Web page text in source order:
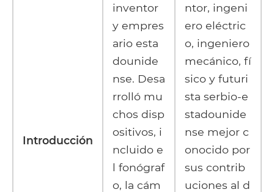
Introducción
inventor
y empres
ario esta
dounide
nse. Desa
rrolló mu
chos disp
ositivos, i
ncluido e
l fonógraf
o, la cám
ntor, ingeni
ero eléctric
o, ingeniero
mecánico, fí
sico y futuri
sta serbio-e
stadounide
nse mejor c
onocido por
sus contrib
uciones al d